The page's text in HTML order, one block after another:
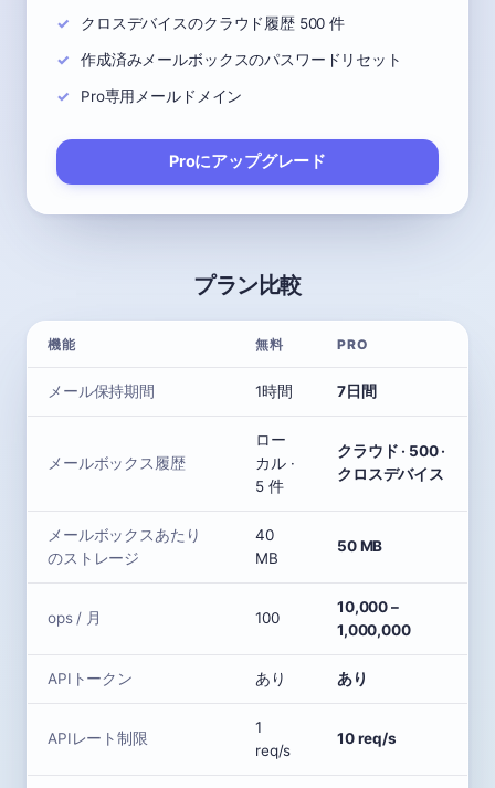
クロスデバイスのクラウド履歴 500 件
作成済みメールボックスのパスワードリセット
Pro専用メールドメイン
Proにアップグレード
プラン比較
機能 無料 PRO
メール保持期間 1時間 7日間
メールボックス履歴
ロー
カル ·
5 件
クラウド · 500 ·
クロスデバイス
メールボックスあたり
のストレージ
40
MB
50 MB
ops / 月 100
10,000 –
1,000,000
APIトークン あり あり
APIレート制限
1
req/s
10 req/s